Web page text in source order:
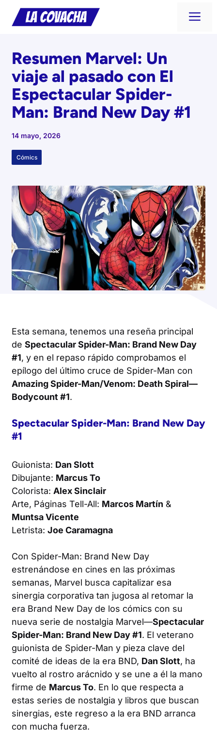
Saltar
Resumen Marvel: Un
viaje al pasado con El
Espectacular Spider-
Man: Brand New Day #1
14 mayo, 2026
Cómics
Esta semana, tenemos una reseña principal
de Spectacular Spider-Man: Brand New Day
#1, y en el repaso rápido comprobamos el
epílogo del último cruce de Spider-Man con
Amazing Spider-Man/Venom: Death Spiral—
Bodycount #1.
Spectacular Spider-Man: Brand New Day
#1
Guionista: Dan Slott
Dibujante: Marcus To
Colorista: Alex Sinclair
Arte, Páginas Tell-All: Marcos Martín &
Muntsa Vicente
Letrista: Joe Caramagna
Con Spider-Man: Brand New Day
estrenándose en cines en las próximas
semanas, Marvel busca capitalizar esa
sinergia corporativa tan jugosa al retomar la
era Brand New Day de los cómics con su
nueva serie de nostalgia Marvel—Spectacular
Spider-Man: Brand New Day #1. El veterano
guionista de Spider-Man y pieza clave del
comité de ideas de la era BND, Dan Slott, ha
vuelto al rostro arácnido y se une a él la mano
firme de Marcus To. En lo que respecta a
estas series de nostalgia y libros que buscan
sinergias, este regreso a la era BND arranca
con mucha fuerza.